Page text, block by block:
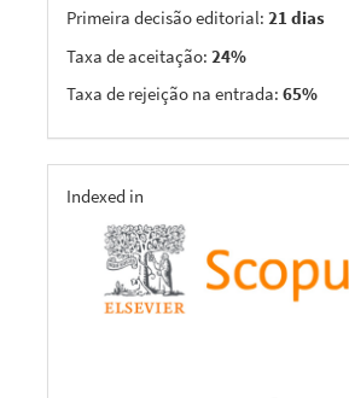
Primeira decisão editorial: 21 dias
Taxa de aceitação: 24%
Taxa de rejeição na entrada: 65%
indexing
Indexed in